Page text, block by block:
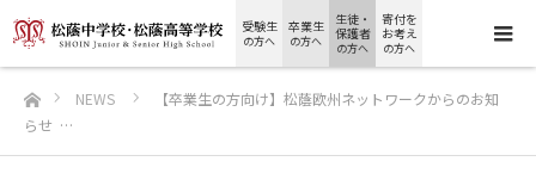
受験生
の方へ
卒業生
の方へ
生徒・
保護者
の方へ
寄付を
お考え
の方へ
ホームNEWS
【卒業生の方向け】松蔭欧州ネットワークからのお知
らせ …